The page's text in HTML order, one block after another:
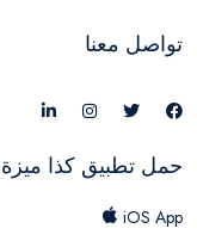
تواصل معنا
حمل تطبيق كذا ميزة
iOS App